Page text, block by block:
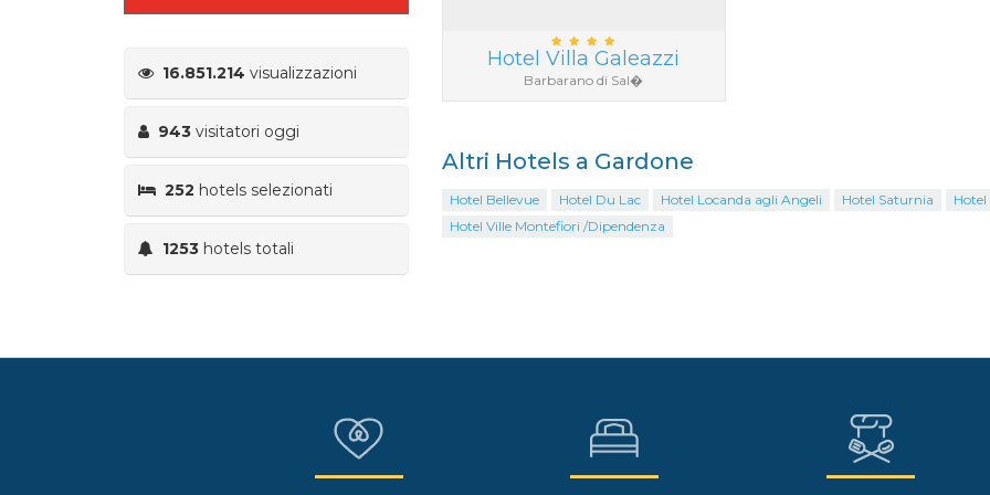
16.851.214 visualizzazioni
943 visitatori oggi
252 hotels selezionati
1253 hotels totali
Hotel Villa Galeazzi
Barbarano di Sal�
Altri Hotels a Gardone
Hotel Bellevue Hotel Du Lac Hotel Locanda agli Angeli Hotel Saturnia
Hotel Ville Montefiori /Dipendenza